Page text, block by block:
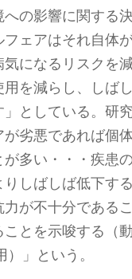
の影響に関する
フェアはそれ自体
になるリスクを
を減らし、しば
としている。研
劣悪であれば個
多い・・・疾患
しばしば低下す
が不十分である
ことを示唆する（
」という。